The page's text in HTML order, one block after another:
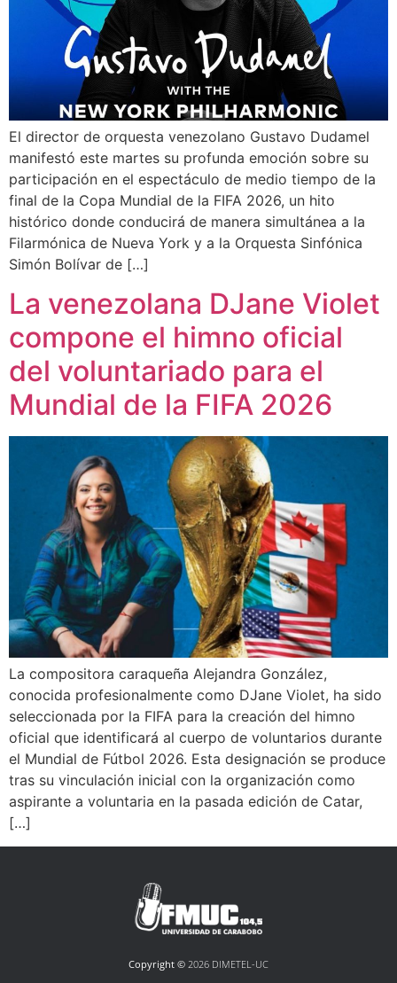
El director de orquesta venezolano Gustavo Dudamel
manifestó este martes su profunda emoción sobre su
participación en el espectáculo de medio tiempo de la
final de la Copa Mundial de la FIFA 2026, un hito
histórico donde conducirá de manera simultánea a la
Filarmónica de Nueva York y a la Orquesta Sinfónica
Simón Bolívar de […]
La venezolana DJane Violet
compone el himno oficial
del voluntariado para el
Mundial de la FIFA 2026
La compositora caraqueña Alejandra González,
conocida profesionalmente como DJane Violet, ha sido
seleccionada por la FIFA para la creación del himno
oficial que identificará al cuerpo de voluntarios durante
el Mundial de Fútbol 2026. Esta designación se produce
tras su vinculación inicial con la organización como
aspirante a voluntaria en la pasada edición de Catar,
[…]
Copyright © 2026 DIMETEL-UC